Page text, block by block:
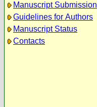
Manuscript Submission
Guidelines for Authors
Manuscript Status
Contacts